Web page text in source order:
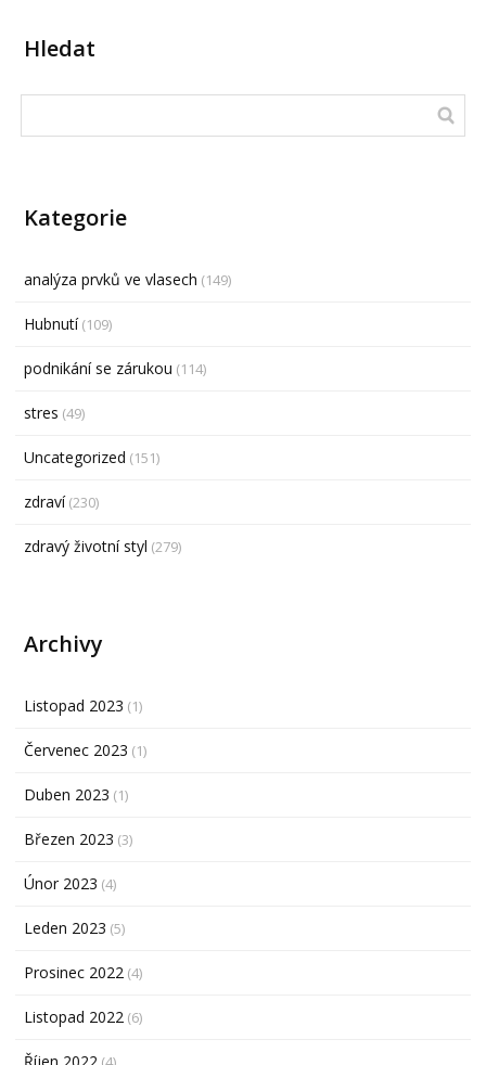
Hledat
Kategorie
analýza prvků ve vlasech (149)
Hubnutí(109)
podnikání se zárukou (114)
stres (49)
Uncategorized (151)
zdraví(230)
zdravý životní styl (279)
Archivy
Listopad 2023 (1)
Červenec 2023 (1)
Duben 2023 (1)
Březen 2023 (3)
Únor 2023 (4)
Leden 2023 (5)
Prosinec 2022 (4)
Listopad 2022 (6)